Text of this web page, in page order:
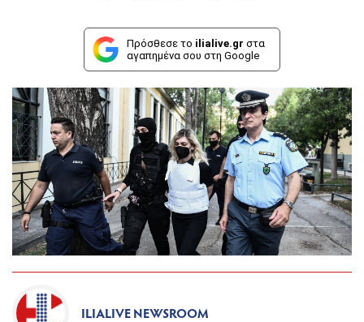
Πρόσθεσε το ilialive.gr στα
αγαπημένα σου στη Google
ILIALIVE NEWSROOM